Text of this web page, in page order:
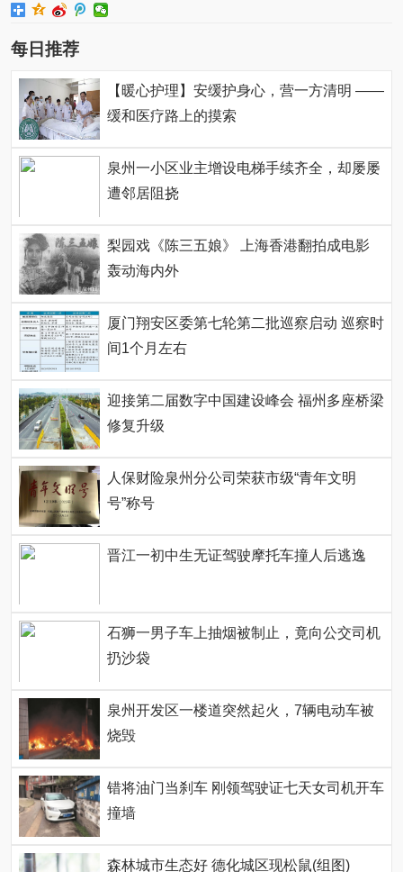
每日推荐
【暖心护理】安缓护身心，营一方清明 ——
缓和医疗路上的摸索
泉州一小区业主增设电梯手续齐全，却屡屡
遭邻居阻挠
梨园戏《陈三五娘》 上海香港翻拍成电影
轰动海内外
厦门翔安区委第七轮第二批巡察启动 巡察时
间1个月左右
迎接第二届数字中国建设峰会 福州多座桥梁
修复升级
人保财险泉州分公司荣获市级“青年文明
号”称号
晋江一初中生无证驾驶摩托车撞人后逃逸
石狮一男子车上抽烟被制止，竟向公交司机
扔沙袋
泉州开发区一楼道突然起火，7辆电动车被
烧毁
错将油门当刹车 刚领驾驶证七天女司机开车
撞墙
森林城市生态好 德化城区现松鼠(组图)